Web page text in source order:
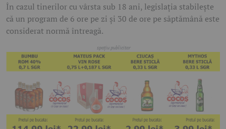
În cazul tinerilor cu vârsta sub 18 ani, legislația stabilește
că un program de 6 ore pe zi și 30 de ore pe săptămână este
considerat normă întreagă.